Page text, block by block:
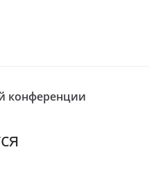
конференции